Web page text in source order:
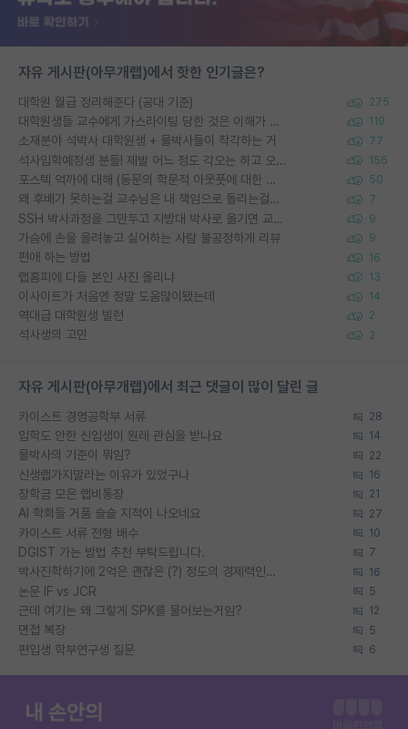
자유 게시판(아무개랩)에서 핫한 인기글은?
대학원 월급 정리해준다 (공대 기준) 275
대학원생들 교수에게 가스라이팅 당한 것은 이해가 갑니다. 안타깝네요. 119
소재분야 석박사 대학원생 + 물박사들이 착각하는 거 77
석사입학예정생 분들! 제발 어느 정도 각오는 하고 오세요. 156
포스텍 억까에 대해 (동문의 학문적 아웃풋에 대한 반박) 50
왜 후배가 못하는걸 교수님은 내 책임으로 돌리는걸까요? 7
SSH 박사과정을 그만두고 지방대 박사로 옮기면 교수의 꿈은 끝일까요? 9
가슴에 손을 올려놓고 싫어하는 사람 불공정하게 리뷰 9
편애 하는 방법 16
랩홈피에 다들 본인 사진 올리냐 13
이사이트가 처음엔 정말 도움많이됐는데 14
역대급 대학원생 빌런 2
석사생의 고민 2
자유 게시판(아무개랩)에서 최근 댓글이 많이 달린 글
카이스트 경영공학부 서류 28
입학도 안한 신입생이 원래 관심을 받나요 14
물박사의 기준이 뭐임? 22
신생랩가지말라는 이유가 있었구나 16
장학금 모은 랩비통장 21
AI 학회들 거품 슬슬 지적이 나오네요 27
카이스트 서류 전형 배수 10
DGIST 가는 방법 추천 부탁드립니다. 7
박사진학하기에 2억은 괜찮은 (?) 정도의 경제력인가요 16
논문 IF vs JCR 5
근데 여기는 왜 그렇게 SPK를 물어보는거임? 12
면접 복장 5
편입생 학부연구생 질문 6